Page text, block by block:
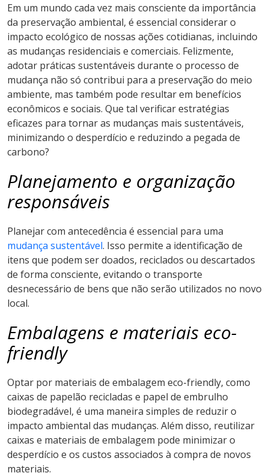
Em um mundo cada vez mais consciente da importância
da preservação ambiental, é essencial considerar o
impacto ecológico de nossas ações cotidianas, incluindo
as mudanças residenciais e comerciais. Felizmente,
adotar práticas sustentáveis durante o processo de
mudança não só contribui para a preservação do meio
ambiente, mas também pode resultar em benefícios
econômicos e sociais. Que tal verificar estratégias
eficazes para tornar as mudanças mais sustentáveis,
minimizando o desperdício e reduzindo a pegada de
carbono?
Planejamento e organização
responsáveis
Planejar com antecedência é essencial para uma
mudança sustentável. Isso permite a identificação de
itens que podem ser doados, reciclados ou descartados
de forma consciente, evitando o transporte
desnecessário de bens que não serão utilizados no novo
local.
Embalagens e materiais eco-
friendly
Optar por materiais de embalagem eco-friendly, como
caixas de papelão recicladas e papel de embrulho
biodegradável, é uma maneira simples de reduzir o
impacto ambiental das mudanças. Além disso, reutilizar
caixas e materiais de embalagem pode minimizar o
desperdício e os custos associados à compra de novos
materiais.